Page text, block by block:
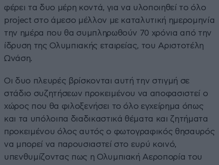
φέρει τα δυο μέρη κοντά, για να υλοποιηθεί το όλο
project στο άμεσο μέλλον με καταλυτική ημερομηνία
την ημέρα που θα συμπληρωθούν 70 χρόνια από την
ίδρυση της Ολυμπιακής εταιρείας, του Αριστοτέλη
Ωνάση.
Οι δυο πλευρές βρίσκονται αυτή την στιγμή σε
στάδιο συζητήσεων προκειμένου να αποφασιστεί ο
χώρος που θα φιλοξενήσει το όλο εγχείρημα όπως
και τα υπόλοιπα διαδικαστικά θέματα και ζητήματα
προκειμένου όλος αυτός ο φωτογραφικός θησαυρός
να μπορεί να παρουσιαστεί στο ευρύ κοινό,
υπενθυμίζοντας πως η Ολυμπιακή Αεροπορία του